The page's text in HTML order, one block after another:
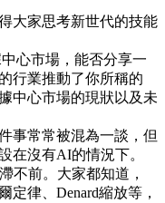
大家思考新世代的技能
心市場，能否分享一
行業推動了你所稱的
中心市場的現狀以及未
事常常被混為一談，但
在沒有AI的情況下。
不前。大家都知道，
律、Denard縮放等，